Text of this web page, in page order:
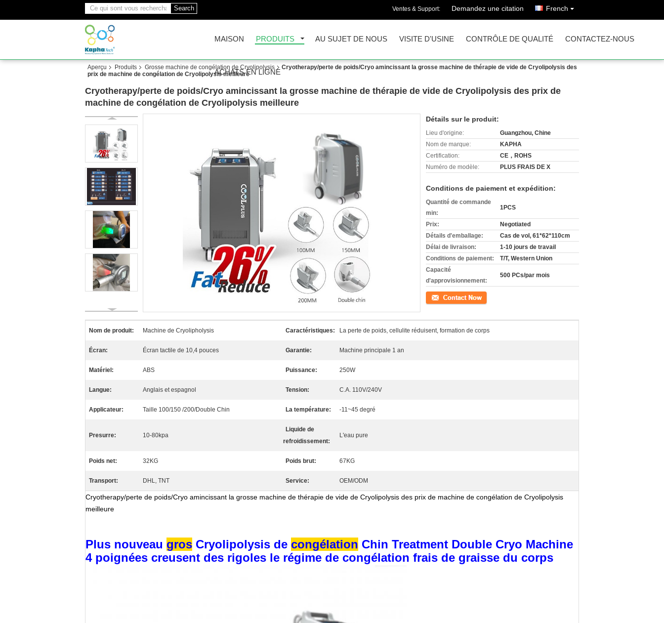
Search Ventes & Support: Demandez une citation French
MAISON PRODUITS AU SUJET DE NOUS VISITE D'USINE CONTRÔLE DE QUALITÉ CONTACTEZ-NOUS
ACHATS EN LIGNE
Aperçu Produits Grosse machine de congélation de Cryolipolysis
Cryotherapy/perte de poids/Cryo amincissant la grosse machine de thérapie de vide de Cryolipolysis des
prix de machine de congélation de Cryolipolysis meilleure
Cryotherapy/perte de poids/Cryo amincissant la grosse machine de thérapie de vide de Cryolipolysis des prix de
machine de congélation de Cryolipolysis meilleure
Détails sur le produit:
Lieu d'origine:
Guangzhou, Chine
Nom de marque:
KAPHA
Certification:
CE，ROHS
Numéro de modèle:
PLUS FRAIS DE X
Conditions de paiement et expédition:
Quantité de commande
min:
1PCS
Prix:
Negotiated
Détails d'emballage:
Cas de vol, 61*62*110cm
Délai de livraison:
1-10 jours de travail
Conditions de paiement:
T/T, Western Union
Capacité
d'approvisionnement:
500 PCs/par mois
Contact
Nom de produit: Machine de Cryolipholysis Caractéristiques: La perte de poids, cellulite réduisent, formation de corps
Écran: Écran tactile de 10,4 pouces Garantie: Machine principale 1 an
Matériel: ABS Puissance: 250W
Langue: Anglais et espagnol Tension: C.A. 110V/240V
Applicateur: Taille 100/150 /200/Double Chin La température: -11~45 degré
Presurre: 10-80kpa
Liquide de
refroidissement:
L'eau pure
Poids net: 32KG Poids brut: 67KG
Transport: DHL, TNT Service: OEM/ODM
Cryotherapy/perte de poids/Cryo amincissant la grosse machine de thérapie de vide de Cryolipolysis des prix de machine de congélation de Cryolipolysis
meilleure
Plus nouveau gros Cryolipolysis de congélation Chin Treatment Double Cryo Machine
4 poignées creusent des rigoles le régime de congélation frais de graisse du corps